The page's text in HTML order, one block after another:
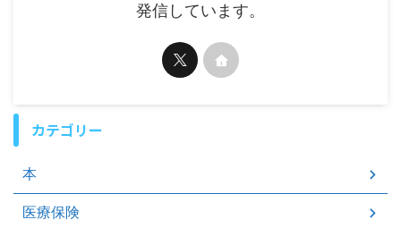
発信しています。
カテゴリー
本
医療保険